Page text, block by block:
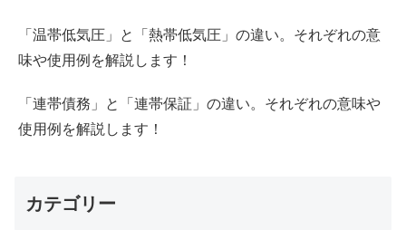
「温帯低気圧」と「熱帯低気圧」の違い。それぞれの意
味や使用例を解説します！
「連帯債務」と「連帯保証」の違い。それぞれの意味や
使用例を解説します！
カテゴリー